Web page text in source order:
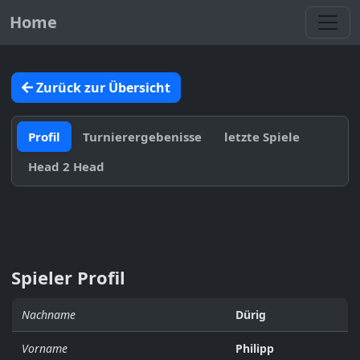
Home
Zurück zur Übersicht
Profil Turnierergebenisse
letzte Spiele
Head 2 Head
Spieler Profil
Nachname Dürig
Vorname Philipp